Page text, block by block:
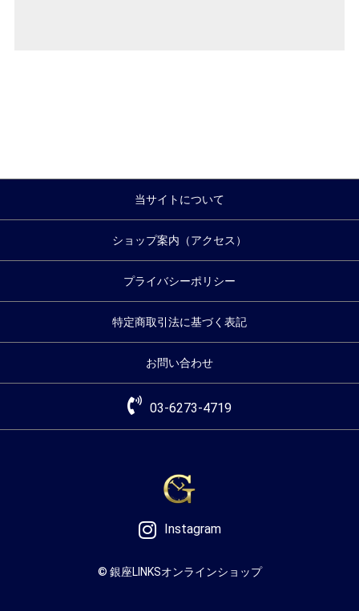
当サイトについて
ショップ案内（アクセス）
プライバシーポリシー
特定商取引法に基づく表記
お問い合わせ
03-6273-4719
Instagram
© 銀座LINKSオンラインショップ